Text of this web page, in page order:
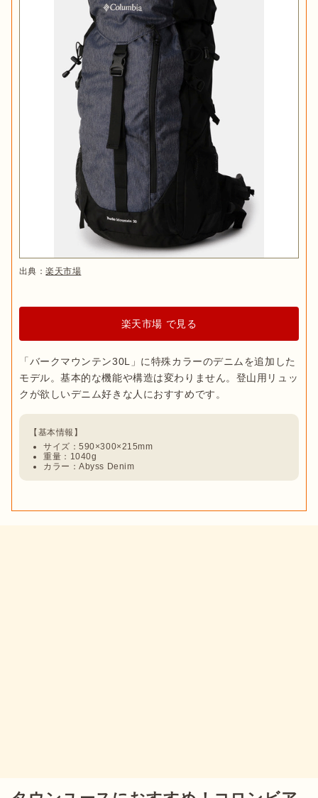
出典：楽天市場
楽天市場 で見る
「バークマウンテン30L」に特殊カラーのデニムを追加した
モデル。基本的な機能や構造は変わりません。登山用リュッ
サイズ：590×300×215mm
重量：1040g
カラー：Abyss Denim